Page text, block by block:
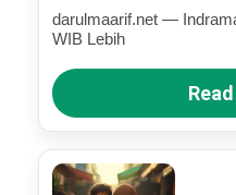
darulmaarif.net —
WIB Lebih